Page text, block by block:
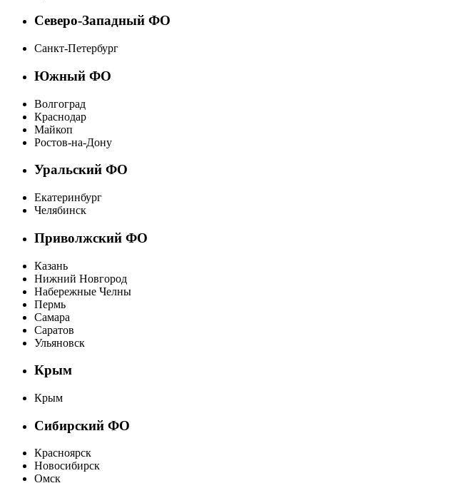
Северо-Западный ФО
Санкт-Петербург
Южный ФО
Волгоград
Краснодар
Майкоп
Ростов-на-Дону
Уральский ФО
Екатеринбург
Челябинск
Приволжский ФО
Казань
Нижний Новгород
Набережные Челны
Пермь
Самара
Саратов
Ульяновск
Крым
Крым
Сибирский ФО
Красноярск
Новосибирск
Омск